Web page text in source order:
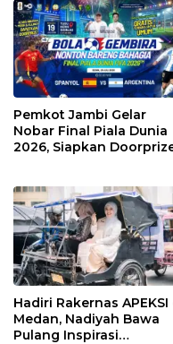
Sampah
Wali
Kota
Jambi
Pemkot Jambi Gelar
Nobar Final Piala Dunia
2026, Siapkan
Hadiri Rakernas APEKSI
Medan, Nadiyah Bawa
Pulang Inspirasi